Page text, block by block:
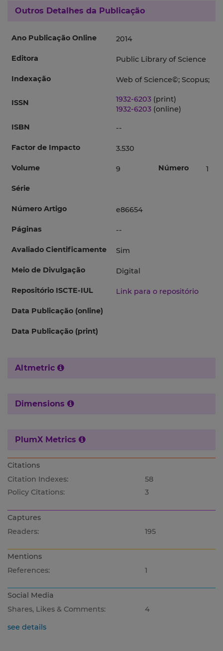
Outros Detalhes da Publicação
Ano Publicação Online 2014
Editora Public Library of Science
Indexação Web of Science©; Scopus;
ISSN 1932-6203 (print)
1932-6203 (online)
ISBN
--
Factor de Impacto 3.530
Volume 9 Número 1
Série
Número Artigo e86654
Páginas --
Avaliado Cientificamente Sim
Meio de Divulgação Digital
Repositório ISCTE-IUL Link para o repositório
Data Publicação (online)
Data Publicação (print)
Altmetric
Dimensions
PlumX Metrics
Citations
Citation Indexes:
58
Policy Citations:
3
Captures
Readers:
195
Mentions
References:
1
Social Media
Shares, Likes & Comments:
4
see details